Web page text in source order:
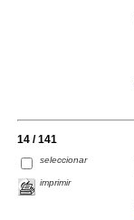
14 / 141
seleccionar
imprimir